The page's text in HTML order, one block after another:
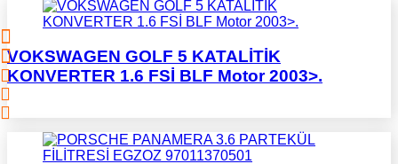
VOKSWAGEN GOLF 5 KATALİTİK
KONVERTER 1.6 FSİ BLF Motor 2003>.